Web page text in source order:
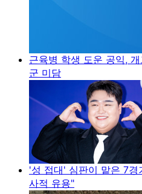
근육병 학생 도운 공익,
군 미담
'성 접대' 심판이 맡은 7경
사적 유용"